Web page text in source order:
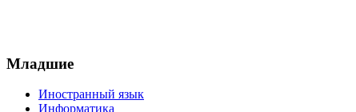
Младшие
Иностранный язык
Информатика